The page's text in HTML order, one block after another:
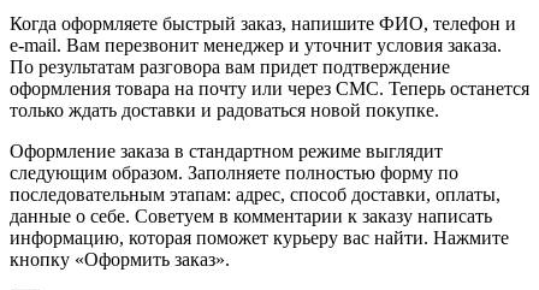
Когда оформляете быстрый заказ, напишите ФИО, телефон и
e-mail. Вам перезвонит менеджер и уточнит условия заказа.
По результатам разговора вам придет подтверждение
оформления товара на почту или через СМС. Теперь останется
только ждать доставки и радоваться новой покупке.
Оформление заказа в стандартном режиме выглядит
следующим образом. Заполняете полностью форму по
последовательным этапам: адрес, способ доставки, оплаты,
данные о себе. Советуем в комментарии к заказу написать
информацию, которая поможет курьеру вас найти. Нажмите
кнопку «Оформить заказ».